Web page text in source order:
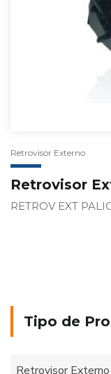
Retrovisor Externo
Retrovisor
RETROV EXT
Tipo de
Retrovisor Externo